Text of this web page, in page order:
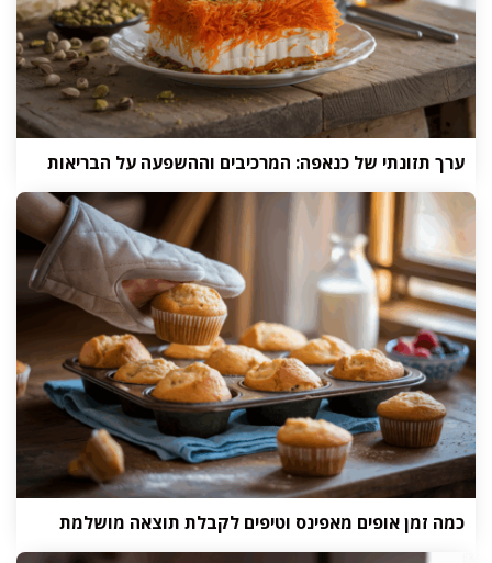
ערך תזונתי של כנאפה: המרכיבים וההשפעה על הבריאות
כמה זמן אופים מאפינס וטיפים לקבלת תוצאה מושלמת